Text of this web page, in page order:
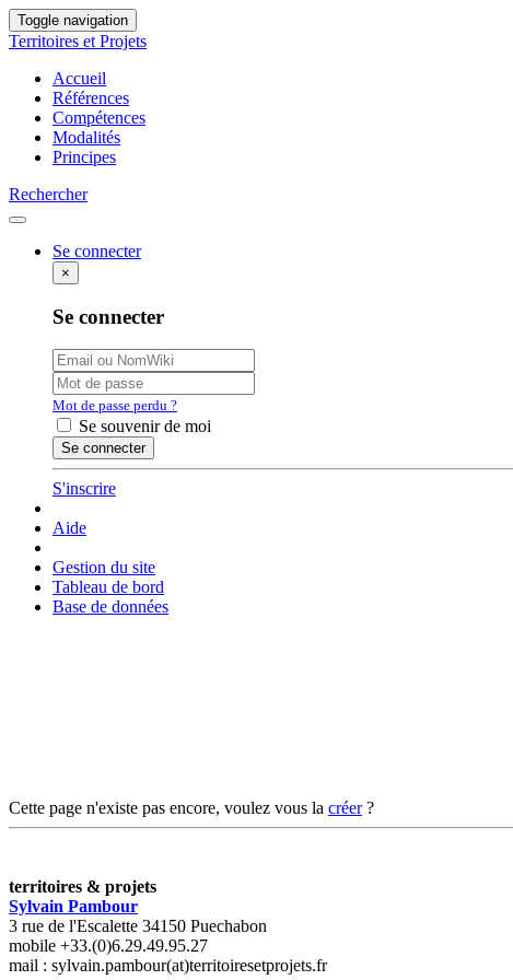
Toggle navigation
Territoires et Projets
Accueil
Références
Compétences
Modalités
Principes
Rechercher
Se connecter
×
Se connecter
Mot de passe perdu ?
Se souvenir de moi
S'inscrire
Aide
Gestion du site
Tableau de bord
Base de données
Cette page n'existe pas encore, voulez vous la créer?
territoires & projets
Sylvain Pambour
3 rue de l'Escalette 34150 Puechabon
mobile +33.(0)6.29.49.95.27
mail : sylvain.pambour(at)territoiresetprojets.fr